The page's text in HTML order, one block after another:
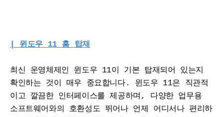
| 윈도우 11 홈 탑재
최신 운영체제인 윈도우 11이 기본 탑재되어 있는지
확인하는 것이 매우 중요합니다. 윈도우 11은 직관적
이고 깔끔한 인터페이스를 제공하며, 다양한 업무용
소프트웨어와의 호환성도 뛰어나 언제 어디서나 편리하